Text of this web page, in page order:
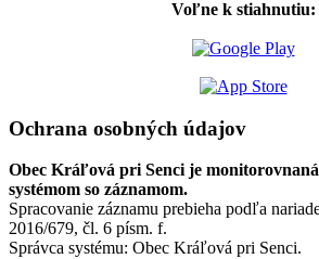
Voľne k stiahnutiu:
Ochrana osobných údajov
Obec Kráľová pri Senci je
systémom so záznamom.
Spracovanie záznamu prebieha podľa
2016/679, čl. 6 písm. f.
Správca systému: Obec Kráľová pri Senci.